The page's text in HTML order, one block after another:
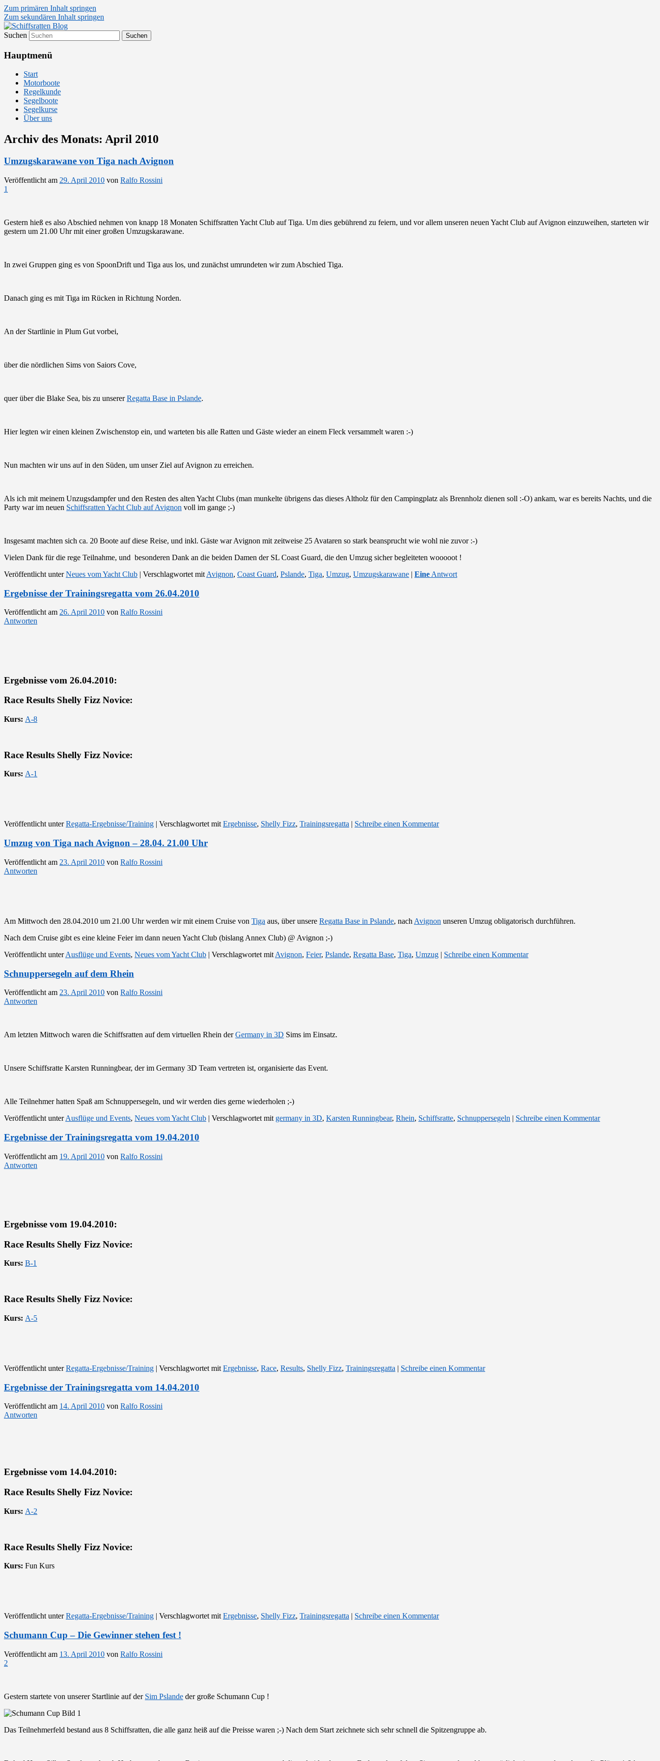
Zum primären Inhalt springen
Zum sekundären Inhalt springen
Schiffsratten Blog
Segelsport in Second Life
Suchen
Hauptmenü
Start
Motorboote
Regelkunde
Segelboote
Segelkurse
Über uns
Archiv des Monats: April 2010
Umzugskarawane von Tiga nach Avignon
Veröffentlicht am 29. April 2010 von Ralfo Rossini
1
Gestern hieß es also Abschied nehmen von knapp 18 Monaten Schiffsratten Yacht Club auf Tiga. Um dies gebührend zu feiern, und vor allem unseren neuen Yacht Club auf Avignon einzuweihen, starteten wir
gestern um 21.00 Uhr mit einer großen Umzugskarawane.
In zwei Gruppen ging es von SpoonDrift und Tiga aus los, und zunächst umrundeten wir zum Abschied Tiga.
Danach ging es mit Tiga im Rücken in Richtung Norden.
An der Startlinie in Plum Gut vorbei,
über die nördlichen Sims von Saiors Cove,
quer über die Blake Sea, bis zu unsererRegatta Base in Pslande.
Hier legten wir einen kleinen Zwischenstop ein, und warteten bis alle Ratten und Gäste wieder an einem Fleck versammelt waren :-)
Nun machten wir uns auf in den Süden, um unser Ziel auf Avignon zu erreichen.
Als ich mit meinem Unzugsdampfer und den Resten des alten Yacht Clubs (man munkelte übrigens das dieses Altholz für den Campingplatz als Brennholz dienen soll :-O) ankam, war es bereits Nachts, und die
Party war im neuen Schiffsratten Yacht Club auf Avignon voll im gange ;-)
Insgesamt machten sich ca. 20 Boote auf diese Reise, und inkl. Gäste war Avignon mit zeitweise 25 Avataren so stark beansprucht wie wohl nie zuvor :-)
Vielen Dank für die rege Teilnahme, und besonderen Dank an die beiden Damen der SL Coast Guard, die den Umzug sicher begleiteten wooooot !
Veröffentlicht unter Neues vom Yacht Club | Verschlagwortet mit Avignon, Coast Guard, Pslande, Tiga, Umzug, Umzugskarawane | Eine Antwort
Ergebnisse der Trainingsregatta vom 26.04.2010
Veröffentlicht am 26. April 2010 von Ralfo Rossini
Antworten
Ergebnisse vom 26.04.2010:
Race Results Shelly Fizz Novice:
Kurs: A-8
Race Results Shelly Fizz Novice:
Kurs: A-1
Veröffentlicht unter Regatta-Ergebnisse/Training | Verschlagwortet mit Ergebnisse, Shelly Fizz, Trainingsregatta | Schreibe einen Kommentar
Umzug von Tiga nach Avignon – 28.04. 21.00 Uhr
Veröffentlicht am 23. April 2010 von Ralfo Rossini
Antworten
Am Mittwoch den 28.04.2010 um 21.00 Uhr werden wir mit einem Cruise von Tiga aus, über unsere Regatta Base in Pslande, nach Avignon unseren Umzug obligatorisch durchführen.
Nach dem Cruise gibt es eine kleine Feier im dann neuen Yacht Club (bislang Annex Club) @ Avignon ;-)
Veröffentlicht unter Ausflüge und Events, Neues vom Yacht Club | Verschlagwortet mit Avignon, Feier, Pslande, Regatta Base, Tiga, Umzug | Schreibe einen Kommentar
Schnuppersegeln auf dem Rhein
Veröffentlicht am 23. April 2010 von Ralfo Rossini
Antworten
Am letzten Mittwoch waren die Schiffsratten auf dem virtuellen Rhein derGermany in 3D Sims im Einsatz.
Unsere Schiffsratte Karsten Runningbear, der im Germany 3D Team vertreten ist, organisierte das Event.
Alle Teilnehmer hatten Spaß am Schnuppersegeln, und wir werden dies gerne wiederholen ;-)
Veröffentlicht unter Ausflüge und Events, Neues vom Yacht Club | Verschlagwortet mit germany in 3D, Karsten Runningbear, Rhein, Schiffsratte, Schnuppersegeln | Schreibe einen Kommentar
Ergebnisse der Trainingsregatta vom 19.04.2010
Veröffentlicht am 19. April 2010 von Ralfo Rossini
Antworten
Ergebnisse vom 19.04.2010:
Race Results Shelly Fizz Novice:
Kurs: B-1
Race Results Shelly Fizz Novice:
Kurs: A-5
Veröffentlicht unter Regatta-Ergebnisse/Training | Verschlagwortet mit Ergebnisse, Race, Results, Shelly Fizz, Trainingsregatta | Schreibe einen Kommentar
Ergebnisse der Trainingsregatta vom 14.04.2010
Veröffentlicht am 14. April 2010 von Ralfo Rossini
Antworten
Ergebnisse vom 14.04.2010:
Race Results Shelly Fizz Novice:
Kurs: A-2
Race Results Shelly Fizz Novice:
Kurs: Fun Kurs
Veröffentlicht unter Regatta-Ergebnisse/Training | Verschlagwortet mit Ergebnisse, Shelly Fizz, Trainingsregatta | Schreibe einen Kommentar
Schumann Cup – Die Gewinner stehen fest !
Veröffentlicht am 13. April 2010 von Ralfo Rossini
2
Gestern startete von unserer Startlinie auf der Sim Pslande der große Schumann Cup !
Das Teilnehmerfeld bestand aus 8 Schiffsratten, die alle ganz heiß auf die Preisse waren ;-) Nach dem Start zeichnete sich sehr schnell die Spitzengruppe ab.